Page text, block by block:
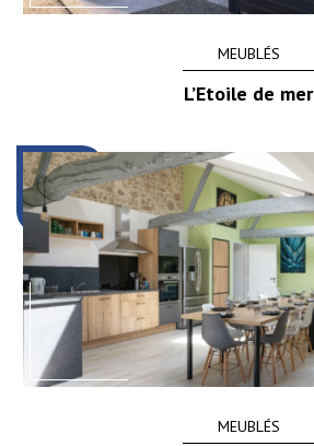
MEUBLÉS
L’Etoile de mer
MEUBLÉS